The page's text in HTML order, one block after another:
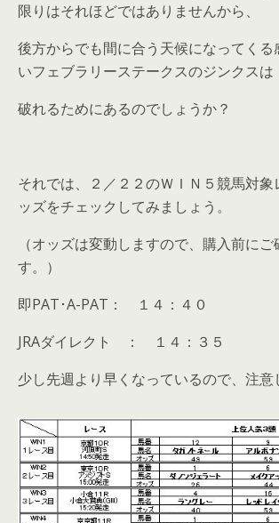
限りはそれほどではありませんから、
後方からでも間に合う天候になってくる
いフェブラリーステークスのジンクスは
破れるためにあるのでしょうか？
それでは、２／２２のＷＩＮ５競馬対象
ッズをチェックしてみましょう。
（オッズは変動しますので、購入前にご
す。）
即PAT･A-PAT： １４：４０
JRAダイレクト ： １４：３５
少し先週より早くなっているので、注意